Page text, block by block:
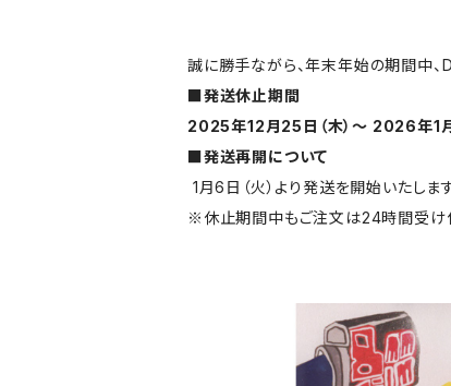
誠に勝手ながら、年末年始の期間中、
■発送休止期間
2025年12月25日（木）～ 2026年1月
■発送再開について
1月6日（火）より発送を開始いたします
※休止期間中もご注文は24時間受け